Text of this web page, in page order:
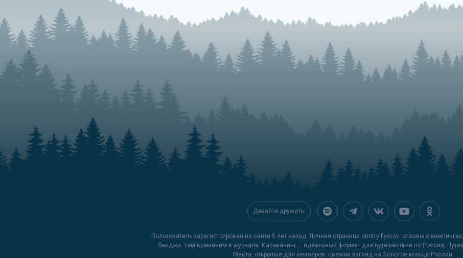
Давайте дружить:
Пользователь зарегистрирован на сайте 5 лет назад. Личная страница dmitry flyorov: отзывы о
бейджи. Тем временем в журнале: Караванинг – идеальный формат для путешествий по России,
Места, открытые для кемперов: свежий взгляд на Золотое кольцо России.